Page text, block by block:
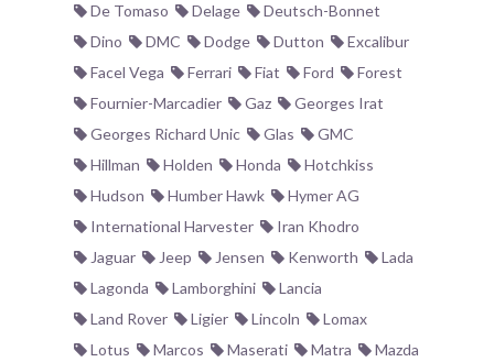
De Tomaso
Delage
Deutsch-Bonnet
Dino
DMC Dodge Dutton
Excalibur
Facel Vega
Ferrari Fiat Ford
Forest
Fournier-Marcadier
Gaz
Georges Irat
Georges Richard Unic
Glas
GMC
Hillman
Holden Honda
Hotchkiss
Hudson
Humber Hawk
Hymer AG
International Harvester
Iran Khodro
Jaguar
Jeep Jensen Kenworth
Lada
Lagonda
Lamborghini
Lancia
Land Rover
Ligier Lincoln
Lomax
Lotus
Marcos Maserati Matra
Mazda